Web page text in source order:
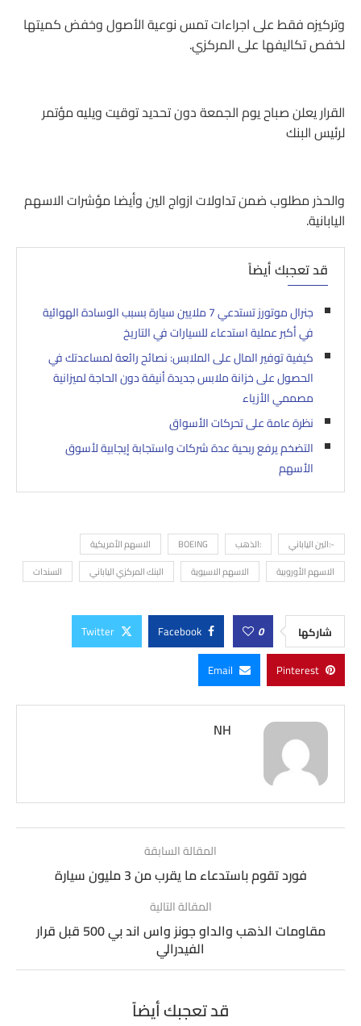
وتركيزه فقط على اجراءات تمس نوعية الأصول وخفض كميتها
لخفص تكاليفها على المركزي.
القرار يعلن صباح يوم الجمعة دون تحديد توقيت ويليه مؤتمر
لرئيس البنك
والحذر مطلوب ضمن تداولات ازواج الين وأيضا مؤشرات الاسهم
اليابانية.
قد تعجبك أيضاً
جنرال موتورز تستدعي 7 ملايين سيارة بسبب الوسادة الهوائية
في أكبر عملية استدعاء للسيارات في التاريخ
كيفية توفير المال على الملابس: نصائح رائعة لمساعدتك في
الحصول على خزانة ملابس جديدة أنيقة دون الحاجة لميزانية
مصممي الأزياء
نظرة عامة على تحركات الأسواق
التضخم يرفع ربحية عدة شركات واستجابة إيجابية لأسوق
الأسهم
-:الين الياباني :الذهب BOEING
الاسهم الأمريكية
الاسهم الأوروبية
الاسهم الاسيوية البنك المركزي الياباني السندات
شاركها 0
Facebook
Twitter
Pinterest
Email
NH
المقالة السابقة
فورد تقوم باستدعاء ما يقرب من 3 مليون سيارة
المقالة التالية
مقاومات الذهب والداو جونز واس اند بي 500 قبل قرار
الفيدرالي
قد تعجبك أيضاً